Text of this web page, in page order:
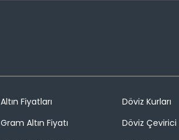
Altın Fiyatları
Gram Altın Fiyatı
Döviz Kurları
Döviz Çevirici